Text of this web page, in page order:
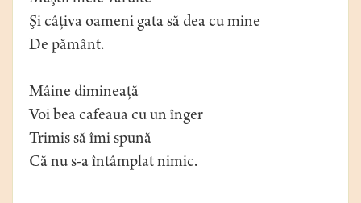
Şi câţiva oameni gata să dea cu mine
De pământ.
Mâine dimineaţă
Voi bea cafeaua cu un înger
Trimis să îmi spună
Că nu s-a întâmplat nimic.